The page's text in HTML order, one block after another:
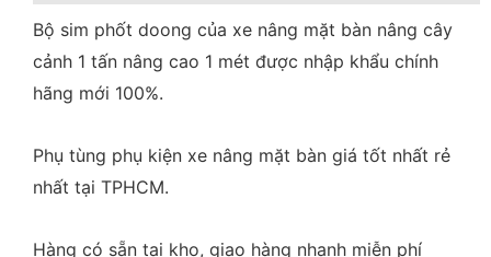
Bộ sim phốt doong của xe nâng mặt bàn nâng cây
cảnh 1 tấn nâng cao 1 mét được nhập khẩu chính
hãng mới 100%.
Phụ tùng phụ kiện xe nâng mặt bàn giá tốt nhất rẻ
nhất tại TPHCM.
Hàng có sẵn tại kho, giao hàng nhanh miễn phí